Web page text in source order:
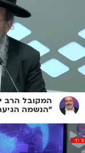
המקובל הרב
"הנשמה